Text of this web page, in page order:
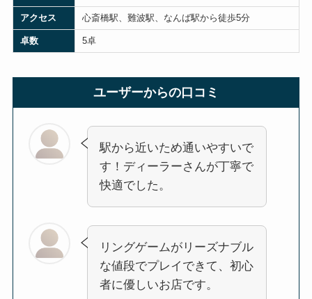
アクセス 心斎橋駅、難波駅、なんば駅から徒歩5分
卓数 5卓
ユーザーからの口コミ
駅から近いため通いやすいで
す！ディーラーさんが丁寧で
快適でした。
リングゲームがリーズナブル
な値段でプレイできて、初心
者に優しいお店です。